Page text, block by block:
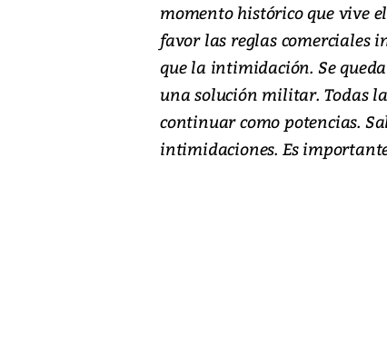
momento histórico que vive
favor las reglas comerciales
que la intimidación. Se
una solución militar. Todas
continuar como potencias.
intimidaciones. Es